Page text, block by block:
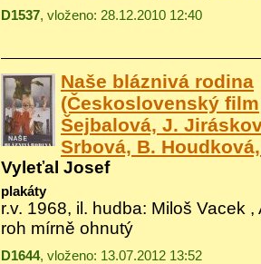
D1537, vloženo: 28.12.2010 12:40
Naše bláznivá rodina
(Československý
Šejbalová, J.
Srbová, B.
Vyleťal Josef
plakáty
r.v. 1968, il. hudba: Miloš Vacek ,
roh mírně ohnutý
D1644, vloženo: 13.07.2012 13:52